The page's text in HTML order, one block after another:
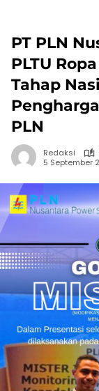
PT PLN
PLTU
Tahap
PLN
Redaksi
5 September